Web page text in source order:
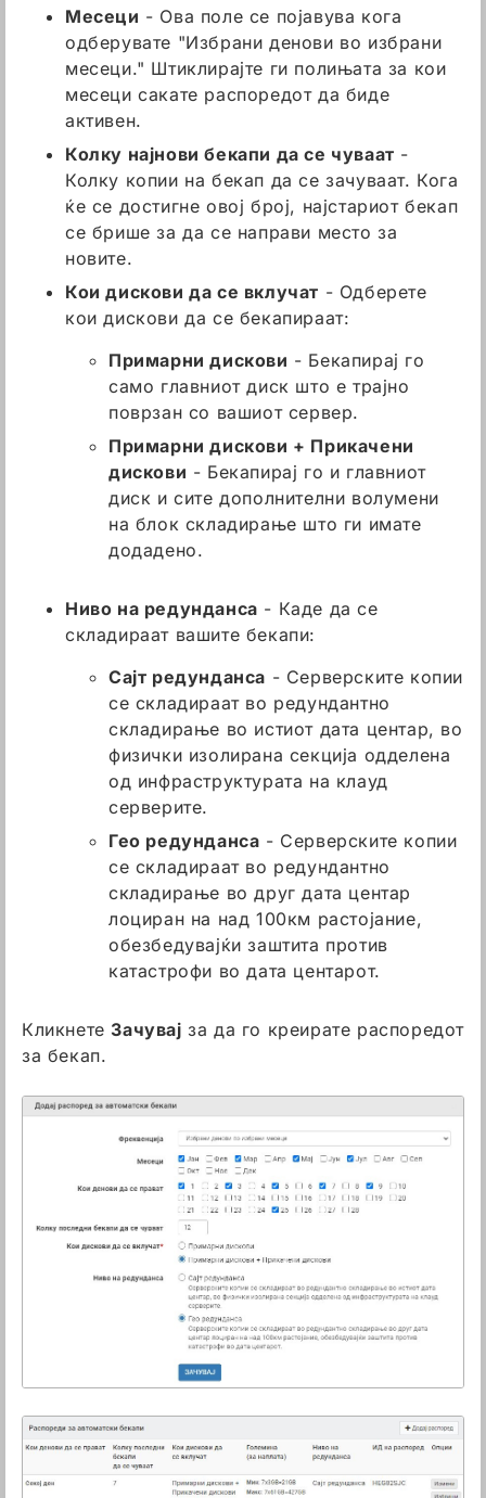
Месеци - Ова поле се појавува кога
одберувате "Избрани денови во избрани
месеци." Штиклирајте ги полињата за кои
месеци сакате распоредот да биде
активен.
Колку најнови бекапи да се чуваат -
Колку копии на бекап да се зачуваат. Кога
ќе се достигне овој број, најстариот бекап
се брише за да се направи место за
новите.
Кои дискови да се вклучат - Одберете
кои дискови да се бекапираат:
Примарни дискови - Бекапирај го
само главниот диск што е трајно
поврзан со вашиот сервер.
Примарни дискови + Прикачени
дискови - Бекапирај го и главниот
диск и сите дополнителни волумени
на блок складирање што ги имате
додадено.
Ниво на редунданса - Каде да се
складираат вашите бекапи:
Сајт редунданса - Серверските копии
се складираат во редундантно
складирање во истиот дата центар, во
физички изолирана секција одделена
од инфраструктурата на клауд
серверите.
Гео редунданса - Серверските копии
се складираат во редундантно
складирање во друг дата центар
лоциран на над 100км растојание,
обезбедувајќи заштита против
катастрофи во дата центарот.
Кликнете Зачувај за да го креирате распоредот
за бекап.